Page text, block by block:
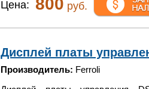
Цена: 800 руб.
Дисплей платы
Производитель: Ferroli